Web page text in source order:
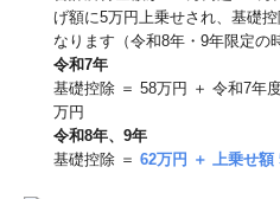
げ額に5万円上乗せされ、基礎
なります（令和8年・9年限定の
令和7年
基礎控除 ＝ 58万円 ＋ 令和7年
万円
令和8年、9年
基礎控除 ＝ 62万円 ＋ 上乗せ額